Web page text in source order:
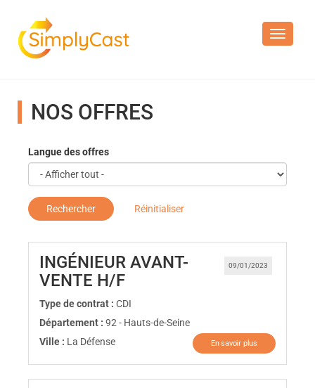
Toggle
NOS OFFRES
Langue des offres
Rechercher Réinitialiser
09/01/2023
INGÉNIEUR AVANT-
VENTE H/F(Nouvelle fenêtre)
Type de contrat : CDI
Département : 92 - Hauts-de-Seine
Ville : La Défense En savoir plus